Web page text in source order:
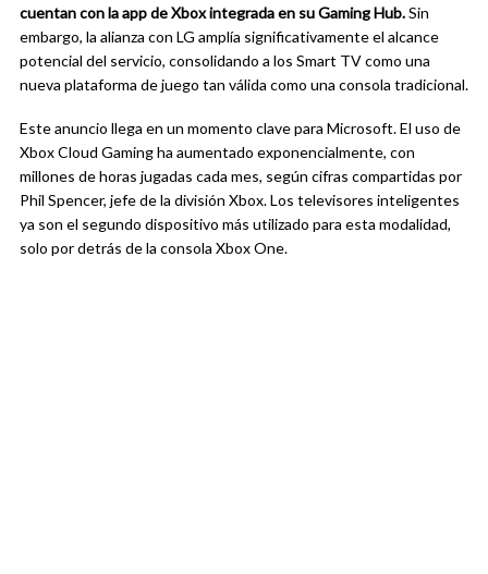
cuentan con la app de Xbox integrada en su Gaming Hub.Sin
embargo, la alianza con LG amplía significativamente el alcance
potencial del servicio, consolidando a los Smart TV como una
nueva plataforma de juego tan válida como una consola tradicional.
Este anuncio llega en un momento clave para Microsoft. El uso de
Xbox Cloud Gaming ha aumentado exponencialmente, con
millones de horas jugadas cada mes, según cifras compartidas por
Phil Spencer, jefe de la división Xbox. Los televisores inteligentes
ya son el segundo dispositivo más utilizado para esta modalidad,
solo por detrás de la consola Xbox One.